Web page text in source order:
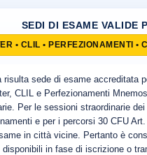
SEDI DI ESAME VALIDE
• CLIL • PERFEZIONAMENTI •
risulta sede di esame accreditata
CLIL e Perfezionamenti
Per le sessioni straordinarie
e per i percorsi 30 CFU
in città vicine. Pertanto è
disponibili in fase di iscrizione o